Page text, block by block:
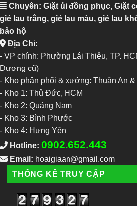
Chuyên: Giặt ủi đồng phục, Giặt
giẻ lau trắng, giẻ lau màu, giẻ lau
bảo hộ
Địa Chỉ:
- VP chính: Phường Lái Thiêu, TP.
Dương cũ)
- Kho phân phối & xưởng: Thuận An
- Kho 1: Thủ Đức, HCM
- Kho 2: Quảng Nam
- Kho 3: Bình Phước
- Kho 4: Hưng Yên
Hotline: 0902.652.443
Email: hoaigiaan@gmail.com
THỐNG KÊ TRUY CẬP